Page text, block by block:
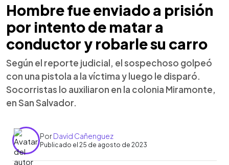
Hombre fue enviado a prisión
por intento de matar a
conductor y robarle su carro
Según el reporte judicial, el sospechoso golpeó
con una pistola a la víctima y luego le disparó.
Socorristas lo auxiliaron en la colonia Miramonte,
en San Salvador.
PorDavid Cañenguez
Publicado el 25 de agosto de 2023